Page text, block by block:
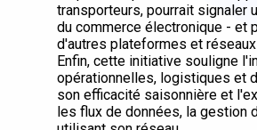
transporteurs, pourrait signaler
du commerce électronique - et
d'autres plateformes et
Enfin, cette initiative souligne
opérationnelles, logistiques et
son efficacité saisonnière et
les flux de données, la gestion